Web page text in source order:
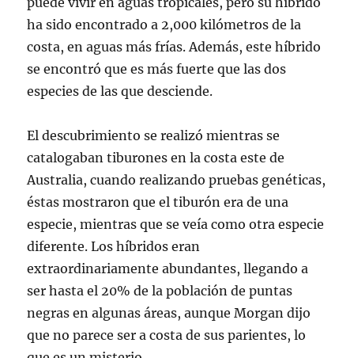
ha sido encontrado a 2,000 kilómetros de la
costa, en aguas más frías. Además, este híbrido
se encontró que es más fuerte que las dos
especies de las que desciende.
El descubrimiento se realizó mientras se
catalogaban tiburones en la costa este de
Australia, cuando realizando pruebas genéticas,
éstas mostraron que el tiburón era de una
especie, mientras que se veía como otra especie
diferente. Los híbridos eran
extraordinariamente abundantes, llegando a
ser hasta el 20% de la población de puntas
negras en algunas áreas, aunque Morgan dijo
que no parece ser a costa de sus parientes, lo